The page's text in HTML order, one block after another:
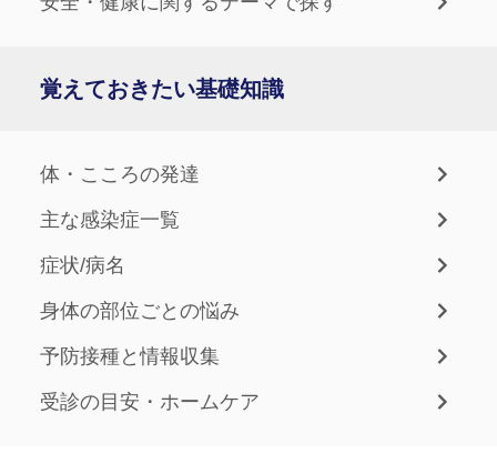
覚えておきたい基礎知識
体・こころの発達
主な感染症一覧
症状/病名
身体の部位ごとの悩み
予防接種と情報収集
受診の目安・ホームケア